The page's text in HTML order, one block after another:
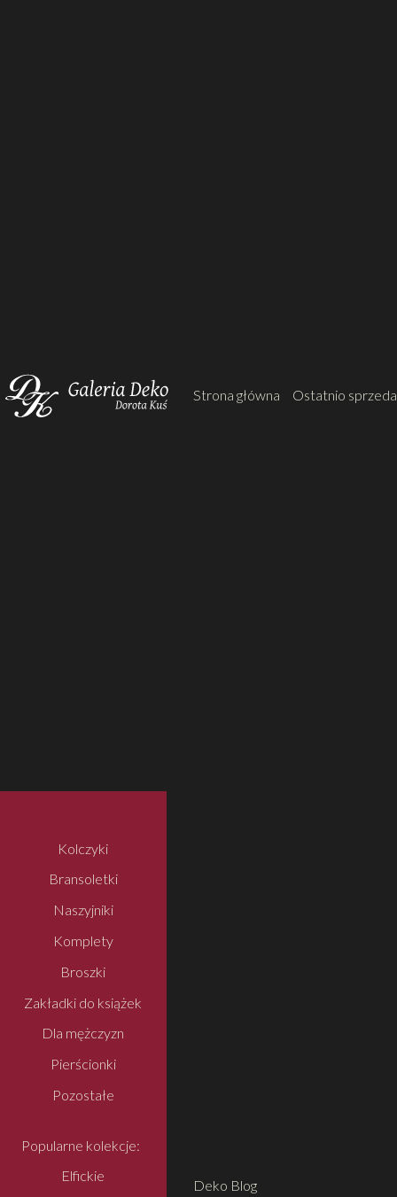
Strona główna Ostatnio
Deko Blog
Kolczyki
Bransoletki
Naszyjniki
Komplety
Broszki
Zakładki do książek
Dla mężczyzn
Pierścionki
Pozostałe
Popularne kolekcje:
Elfickie